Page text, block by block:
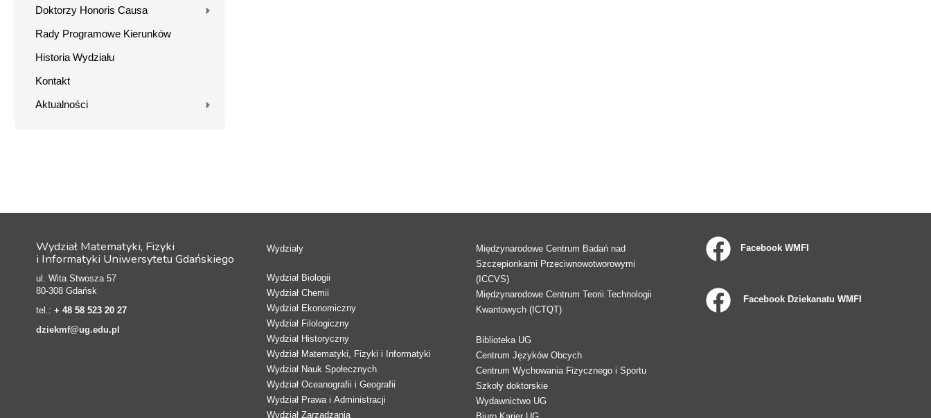
Doktorzy Honoris Causa
Rady Programowe Kierunków
Historia Wydziału
Kontakt
Aktualności
Wydział Matematyki, Fizyki
i Informatyki Uniwersytetu Gdańskiego
ul. Wita Stwosza 57
80-308 Gdańsk
tel.: + 48 58 523 20 27
dziekmf@ug.edu.pl
Wydziały
Wydział Biologii
Wydział Chemii
Wydział Ekonomiczny
Wydział Filologiczny
Wydział Historyczny
Wydział Matematyki, Fizyki i Informatyki
Wydział Nauk Społecznych
Wydział Oceanografii i Geografii
Wydział Prawa i Administracji
Wydział Zarządzania
Międzynarodowe Centrum Badań nad
Szczepionkami Przeciwnowotworowymi
(ICCVS)
Międzynarodowe Centrum Teorii Technologii
Kwantowych (ICTQT)
Biblioteka UG
Centrum Języków Obcych
Centrum Wychowania Fizycznego i Sportu
Szkoły doktorskie
Wydawnictwo UG
Facebook WMFI
Facebook Dziekanatu WMFI